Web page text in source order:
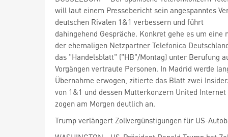
will laut einem Pressebericht sein angespanntes
deutschen Rivalen 1&1 verbessern und führt
dahingehend Gespräche. Konkret gehe es um eine
der ehemaligen Netzpartner Telefonica
das "Handelsblatt" ("HB"/Montag) unter Berufung
Vorgängen vertraute Personen. In Madrid werde
Übernahme erwogen, zitierte das Blatt zwei
von 1&1 und dessen Mutterkonzern United Internet
zogen am Morgen deutlich an.
Trump verlängert Zollvergünstigungen für US-